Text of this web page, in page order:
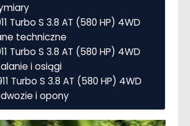
Turbo S 3.8 AT (580 HP) 4WD
techniczne
Turbo S 3.8 AT (580 HP) 4WD
i osiągi
Turbo S 3.8 AT (580 HP) 4WD
i opony